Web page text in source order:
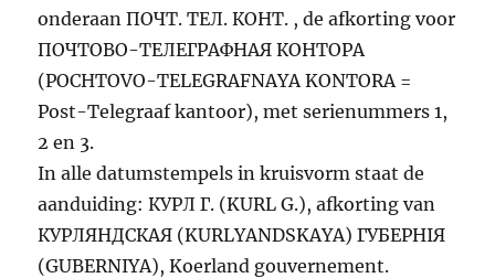
onderaan ПОЧТ. ТЕЛ. КОНТ. , de afkorting voor
ПОЧТОВО-ТЕЛЕГРАФНАЯ КОНТОРА
(POCHTOVO-TELEGRAFNAYA KONTORA =
Post-Telegraaf kantoor), met serienummers 1,
2 en 3.
In alle datumstempels in kruisvorm staat de
aanduiding: КУРЛ Г. (KURL G.), afkorting van
КУРЛЯНДСКАЯ (KURLYANDSKAYA) ГУБЕРНIЯ
(GUBERNIYA), Koerland gouvernement.